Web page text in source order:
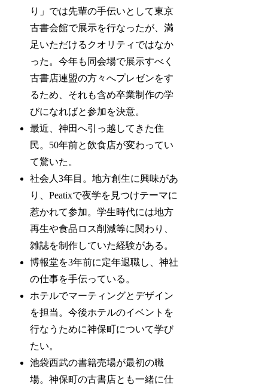
り」では先輩の手伝いとして東京
古書会館で展示を行なったが、満
足いただけるクオリティではなか
った。今年も同会場で展示すべく
古書店連盟の方々へプレゼンをす
るため、それも含め卒業制作の学
びになればと参加を決意。
最近、神田へ引っ越してきた住
民。50年前と飲食店が変わってい
て驚いた。
社会人3年目。地方創生に興味があ
り、Peatixで夜学を見つけテーマに
惹かれて参加。学生時代には地方
再生や食品ロス削減等に関わり、
雑誌を制作していた経験がある。
博報堂を3年前に定年退職し、神社
の仕事を手伝っている。
ホテルでマーティングとデザイン
を担当。今後ホテルのイベントを
行なうために神保町について学び
たい。
池袋西武の書籍売場が最初の職
場。神保町の古書店とも一緒に仕